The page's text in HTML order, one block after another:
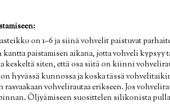
on 1–6 ja siinä vohvelit paistuvat
paistamisen aikana, jotta vohveli kypsyy
keskeltä siten, että osa siitä on kiinni
hyvässä kunnossa ja koska tässä
vohvelirautaa erikseen. Jos
Öljyämiseen suosittelen silikonista